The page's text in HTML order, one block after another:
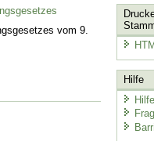
vom 9.
Hilfe